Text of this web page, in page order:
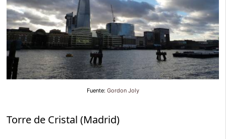
Fuente: Gordon Joly
Torre de Cristal (Madrid)